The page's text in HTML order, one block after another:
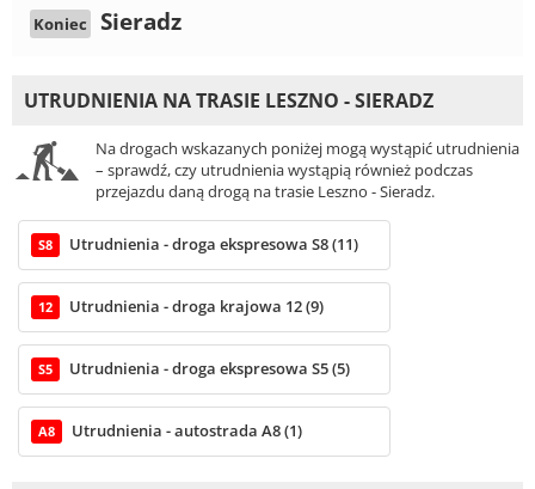
Koniec Sieradz
UTRUDNIENIA NA TRASIE LESZNO - SIERADZ
Na drogach wskazanych poniżej mogą wystąpić utrudnienia
– sprawdź, czy utrudnienia wystąpią również podczas
przejazdu daną drogą na trasie Leszno - Sieradz.
S8 Utrudnienia - droga ekspresowa S8 (11)
12 Utrudnienia - droga krajowa 12 (9)
S5 Utrudnienia - droga ekspresowa S5 (5)
A8 Utrudnienia - autostrada A8 (1)